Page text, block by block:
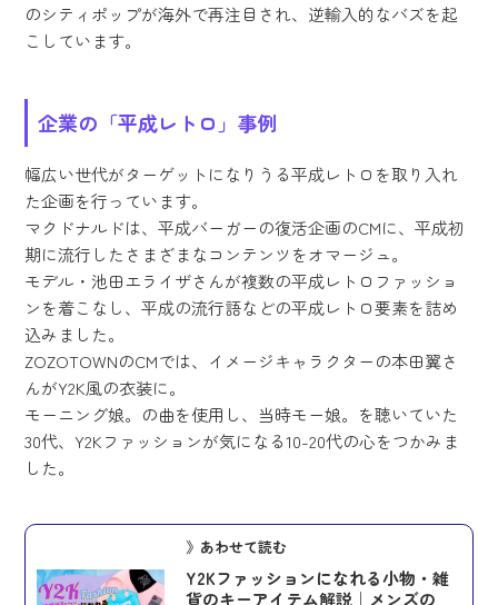
のシティポップが海外で再注目され、逆輸入的なバズを起
こしています。
企業の「平成レトロ」事例
幅広い世代がターゲットになりうる平成レトロを取り入れ
た企画を行っています。
マクドナルドは、平成バーガーの復活企画のCMに、平成初
期に流行したさまざまなコンテンツをオマージュ。
モデル・池田エライザさんが複数の平成レトロファッショ
ンを着こなし、平成の流行語などの平成レトロ要素を詰め
込みました。
ZOZOTOWNのCMでは、イメージキャラクターの本田翼さ
んがY2K風の衣装に。
モーニング娘。の曲を使用し、当時モー娘。を聴いていた
30代、Y2Kファッションが気になる10-20代の心をつかみま
した。
》あわせて読む
Y2Kファッションになれる小物・雑
貨のキーアイテム解説｜メンズの